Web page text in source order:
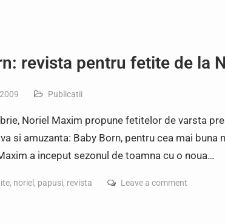
revista pentru fetite de la
Publicatii
Noriel Maxim propune fetitelor de varsta
si amuzanta: Baby Born, pentru cea mai buna
a inceput sezonul de toamna cu o noua…
, noriel , papusi, revista Leave a comment